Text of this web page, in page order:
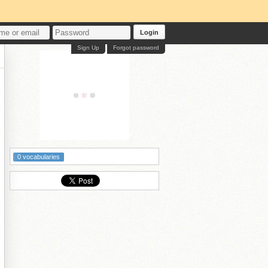
Login
Forgot password
Sign Up
0 vocabularies